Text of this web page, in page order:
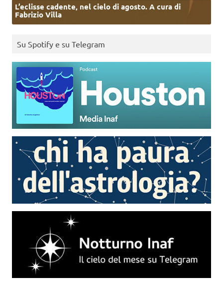
L’eclisse cadente, nel cielo di agosto. A cura di
Fabrizio Villa
Su Spotify e su Telegram